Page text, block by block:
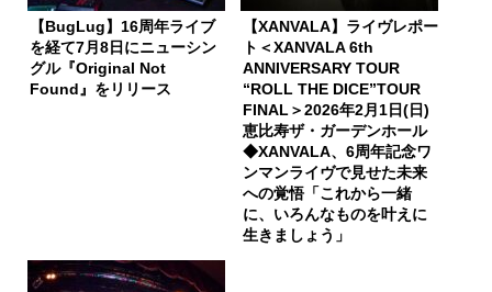
【BugLug】16周年ライブ
を経て7月8日にニューシン
グル『Original Not
Found』をリリース
【XANVALA】ライヴレポー
ト＜XANVALA 6th
ANNIVERSARY TOUR
“ROLL THE DICE”TOUR
FINAL＞2026年2月1日(日)
恵比寿ザ・ガーデンホール
◆XANVALA、6周年記念ワ
ンマンライヴで見せた未来
への覚悟「これから一緒
に、いろんなものを叶えに
生きましょう」